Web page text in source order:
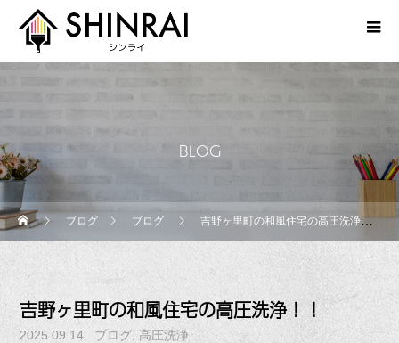
BLOG
ブログ ブログ 吉野ヶ里町の和風住宅の高圧洗浄！！
吉野ヶ里町の和風住宅の高圧洗浄！！
2025.09.14 ブログ 高圧洗浄